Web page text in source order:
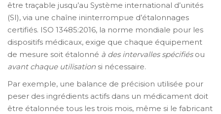
être traçable jusqu’au Système international d’unités
(SI), via une chaîne ininterrompue d’étalonnages
certifiés. ISO 13485:2016, la norme mondiale pour les
dispositifs médicaux, exige que chaque équipement
de mesure soit étalonné à des intervalles spécifiésou
avant chaque utilisation si nécessaire.
Par exemple, une balance de précision utilisée pour
peser des ingrédients actifs dans un médicament doit
être étalonnée tous les trois mois, même si le fabricant